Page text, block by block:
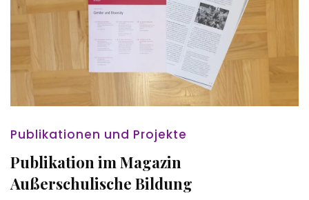
Publikationen und Projekte
Publikation im Magazin
Außerschulische Bildung